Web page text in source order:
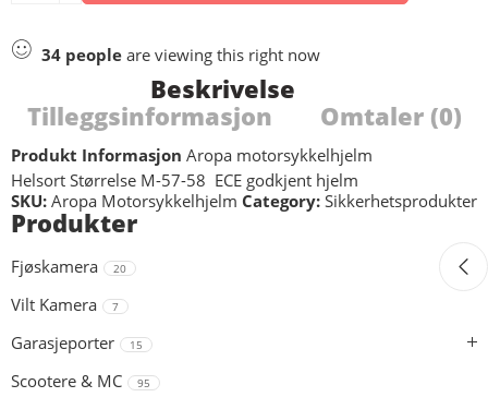
34 people are viewing this right now
Beskrivelse
Tilleggsinformasjon
Omtaler (0)
Produkt Informasjon Aropa motorsykkelhjelm
Helsort Størrelse M-57-58 ECE godkjent hjelm
SKU: Aropa Motorsykkelhjelm Category: Sikkerhetsprodukter
Produkter
Fjøskamera 20
Vilt Kamera 7
Garasjeporter 15
Scootere & MC 95